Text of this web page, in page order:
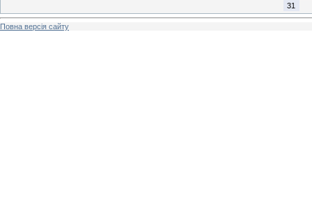
31
Повна версія сайту